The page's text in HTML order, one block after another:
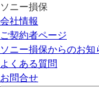
ソニー損保
会社情報
ご契約者ページ
ソニー損保からのお知
よくある質問
お問合せ
自動車保険
医療保険
火災保険
海外旅行保険